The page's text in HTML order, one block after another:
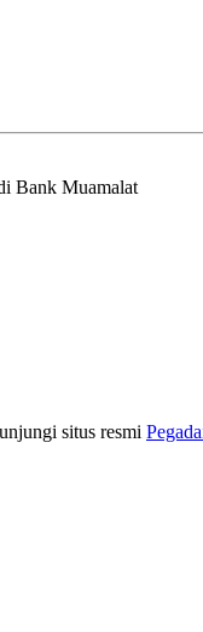
Bank Muamalat
situs resmi